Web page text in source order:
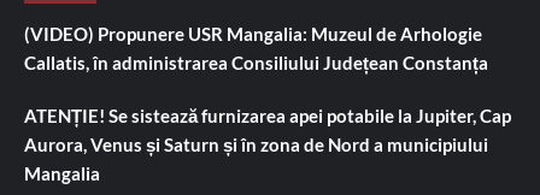
(VIDEO) Propunere USR Mangalia: Muzeul de Arhologie
Callatis, în administrarea Consiliului Județean Constanța
ATENȚIE! Se sistează furnizarea apei potabile la Jupiter, Cap
Aurora, Venus și Saturn și în zona de Nord a municipiului
Mangalia